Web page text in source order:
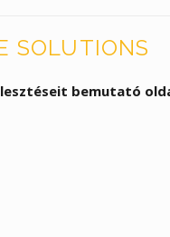
SOLUTIONS
bemutató